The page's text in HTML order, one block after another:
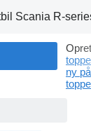
Scania R-
ny